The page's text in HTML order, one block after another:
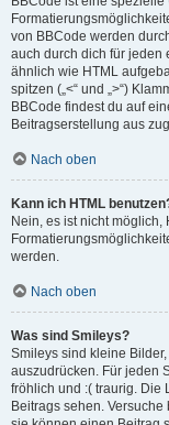
von BBCode werden
auch durch dich für jeden
ähnlich wie HTML
spitzen („<“ und „>“)
BBCode findest du auf
Beitragserstellung aus
Nach oben
Kann ich HTML
Nein, es ist nicht
werden.
Nach oben
Was sind Smileys?
Smileys sind kleine
auszudrücken. Für jeden
fröhlich und :( traurig. Die
Beitrags sehen.